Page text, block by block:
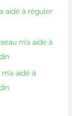
aidé à réguler
m’a aidé à
aidé à